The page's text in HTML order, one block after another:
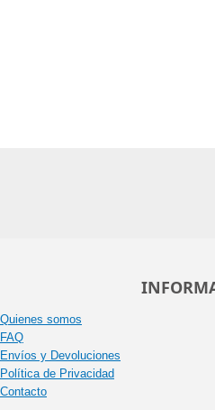
Quienes somos
FAQ
Envíos y Devoluciones
Política de Privacidad
Contacto